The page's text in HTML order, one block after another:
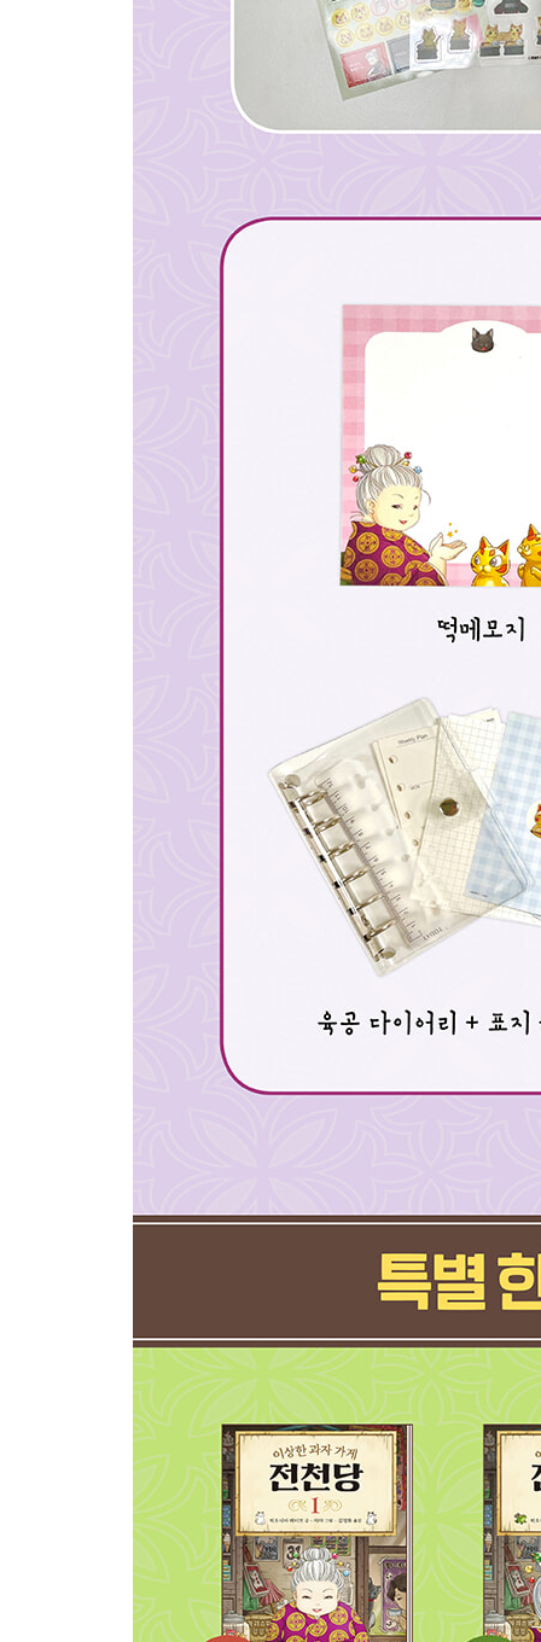
앵무새 코인 초콜릿 ………… 39
홈즈 빈즈 ………… 91
쿵짝 친구 만주 ………… 111
스미마루의 그림일기 ………… 174